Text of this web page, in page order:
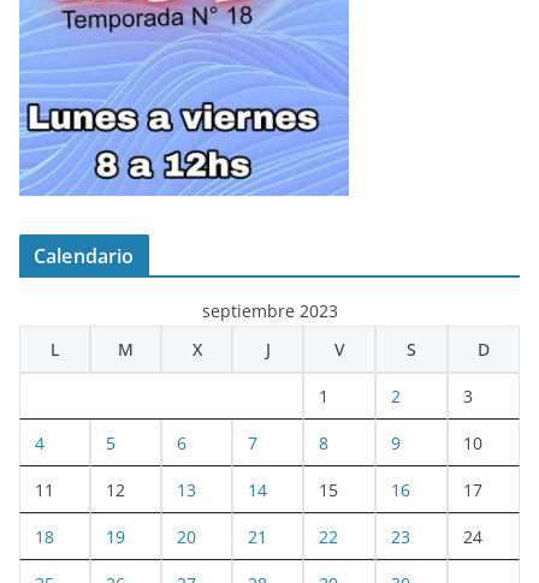
Calendario
septiembre 2023
L
M X J V S D
1 2 3
4 5 6 7 8 9 10
11 12 13 14 15 16 17
18 19 20 21 22 23 24